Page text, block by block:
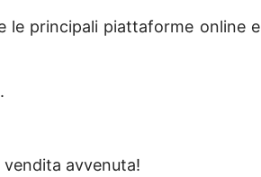
le principali piattaforme online e
avvenuta!